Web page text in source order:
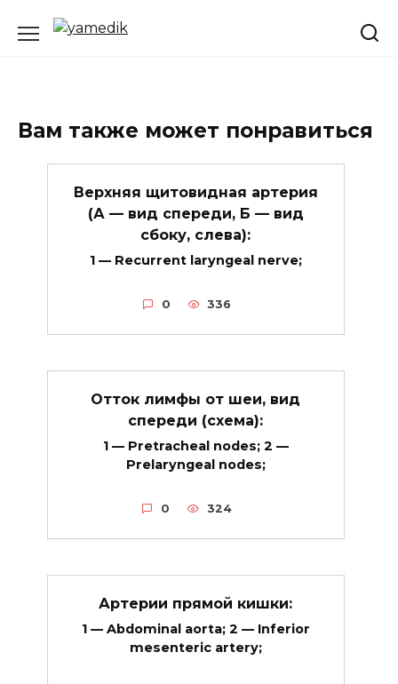
Вам также может понравиться
Верхняя щитовидная артерия
(А — вид спереди, Б — вид
сбоку, слева):
1 — Recurrent laryngeal nerve;
0 336
Отток лимфы от шеи, вид
спереди (схема):
1 — Pretracheal nodes; 2 —
Prelaryngeal nodes;
0 324
Артерии прямой кишки:
1 — Abdominal aorta; 2 — Inferior
mesenteric artery;